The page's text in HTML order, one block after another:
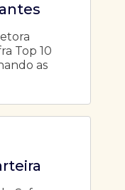
Top 10
as